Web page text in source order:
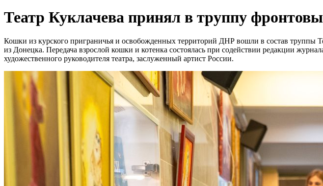
Театр Куклачева принял в труппу
Кошки из курского приграничья и освобожденных территорий ДНР вошли в состав
из Донецка. Передача взрослой кошки и котенка состоялась при содействии редакции
художественного руководителя театра, заслуженный артист России.